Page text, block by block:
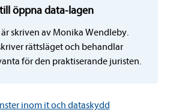
öppna data-lagen
skriven av Monika Wendleby.
rättsläget och behandlar
för den praktiserande juristen.
inom it och dataskydd